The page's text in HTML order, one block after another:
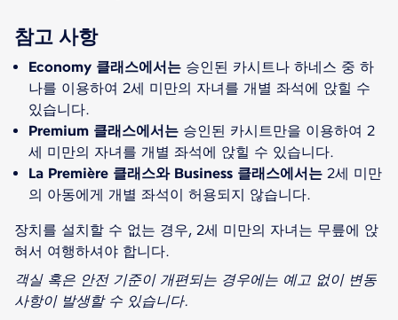
참고 사항
Economy 클래스에서는 승인된 카시트나 하네스 중 하
나를 이용하여 2세 미만의 자녀를 개별 좌석에 앉힐 수
있습니다.
Premium 클래스에서는 승인된 카시트만을 이용하여 2
세 미만의 자녀를 개별 좌석에 앉힐 수 있습니다.
La Première 클래스와 Business 클래스에서는 2세 미만
의 아동에게 개별 좌석이 허용되지 않습니다.
장치를 설치할 수 없는 경우, 2세 미만의 자녀는 무릎에 앉
혀서 여행하셔야 합니다.
객실 혹은 안전 기준이 개편되는 경우에는 예고 없이 변동
사항이 발생할 수 있습니다.